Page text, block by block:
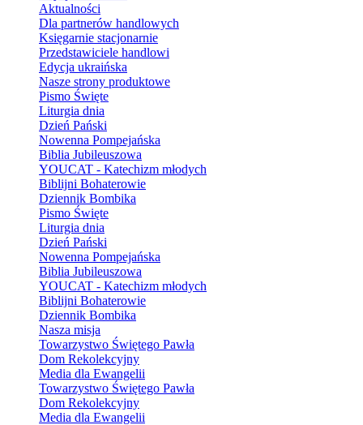
Aktualności
Dla partnerów handlowych
Księgarnie stacjonarnie
Przedstawiciele handlowi
Edycja ukraińska
Nasze strony produktowe
Pismo Święte
Liturgia dnia
Dzień Pański
Nowenna Pompejańska
Biblia Jubileuszowa
YOUCAT - Katechizm młodych
Biblijni Bohaterowie
Dziennik Bombika
Pismo Święte
Liturgia dnia
Dzień Pański
Nowenna Pompejańska
Biblia Jubileuszowa
YOUCAT - Katechizm młodych
Biblijni Bohaterowie
Dziennik Bombika
Nasza misja
Towarzystwo Świętego Pawła
Dom Rekolekcyjny
Media dla Ewangelii
Towarzystwo Świętego Pawła
Dom Rekolekcyjny
Media dla Ewangelii